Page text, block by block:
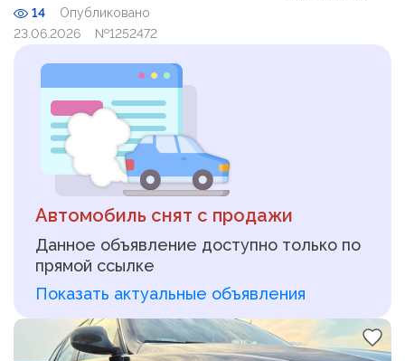
14
Опубликовано
23.06.2026
№1252472
Автомобиль снят с продажи
Данное объявление доступно только по
прямой ссылке
Показать актуальные объявления